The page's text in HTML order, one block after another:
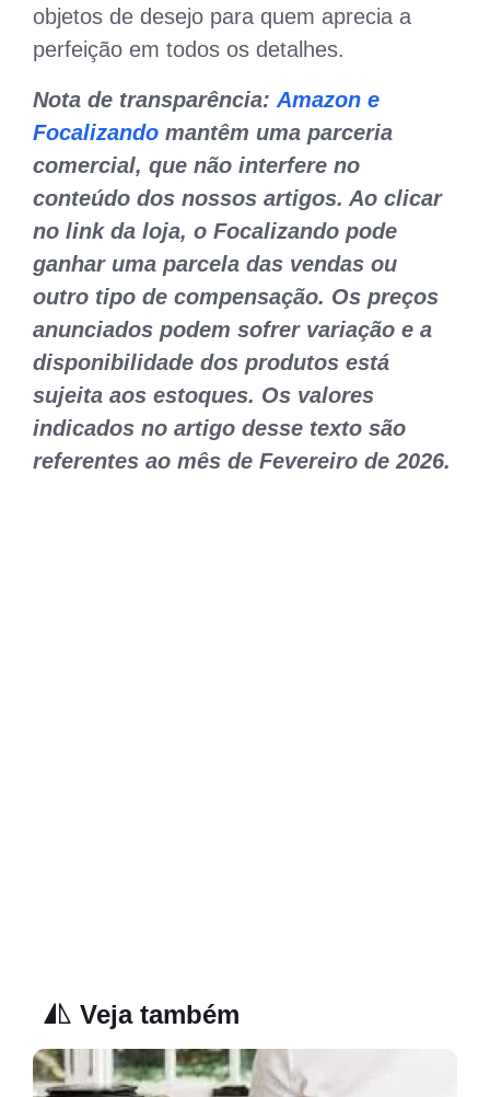
objetos de desejo para quem aprecia a
perfeição em todos os detalhes.
Nota de transparência: Amazon e
Focalizando mantêm uma parceria
comercial, que não interfere no
conteúdo dos nossos artigos. Ao clicar
no link da loja, o Focalizando pode
ganhar uma parcela das vendas ou
outro tipo de compensação. Os preços
anunciados podem sofrer variação e a
disponibilidade dos produtos está
sujeita aos estoques. Os valores
indicados no artigo desse texto são
referentes ao mês de Fevereiro de 2026.
Veja também